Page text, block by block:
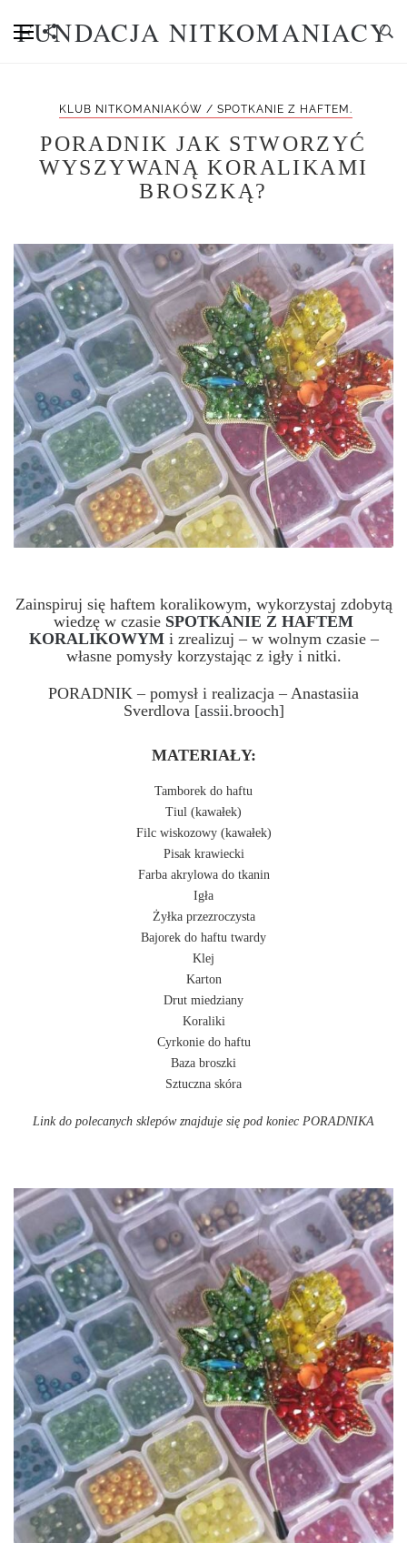
FUNDACJA NITKOMANIACY
KLUB NITKOMANIAKÓW / SPOTKANIE Z HAFTEM.
PORADNIK JAK STWORZYĆ
WYSZYWANĄ KORALIKAMI
BROSZKĄ?
Zainspiruj się haftem koralikowym, wykorzystaj zdobytą
wiedzę w czasie SPOTKANIE Z HAFTEM
KORALIKOWYMi zrealizuj – w wolnym czasie –
własne pomysły korzystając z igły i nitki.
PORADNIK – pomysł i realizacja – Anastasiia
Sverdlova [assii.brooch]
MATERIAŁY:
Tamborek do haftu
Tiul (kawałek)
Filc wiskozowy (kawałek)
Pisak krawiecki
Farba akrylowa do tkanin
Igła
Żyłka przezroczysta
Bajorek do haftu twardy
Klej
Karton
Drut miedziany
Koraliki
Cyrkonie do haftu
Baza broszki
Sztuczna skóra
Link do polecanych sklepów znajduje się pod koniec PORADNIKA